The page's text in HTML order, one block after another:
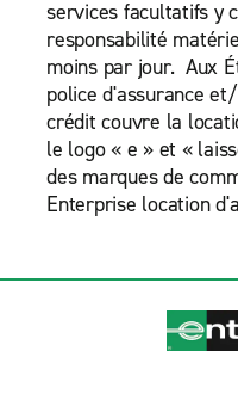
services facultatifs y
responsabilité
moins par jour. Aux
police d'assurance
crédit couvre la
le logo « e » et «
des marques de
Enterprise location